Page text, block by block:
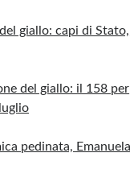
giallo: capi di Stato,
del giallo: il 158 per
pedinata, Emanuela